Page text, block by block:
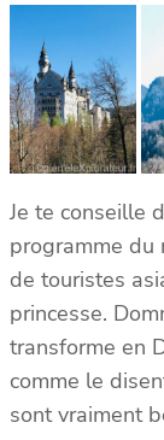
Je te conseille
programme du
de touristes
princesse.
transforme en
comme le
sont vraiment